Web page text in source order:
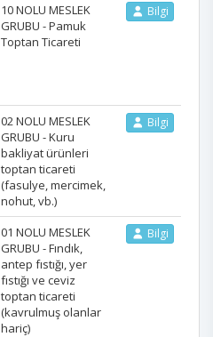
10 NOLU MESLEK
GRUBU - Pamuk
Toptan Ticareti
Bilgi
02 NOLU MESLEK
GRUBU - Kuru
bakliyat ürünleri
toptan ticareti
(fasulye, mercimek,
nohut, vb.)
Bilgi
01 NOLU MESLEK
GRUBU - Fındık,
antep fıstığı, yer
fıstığı ve ceviz
toptan ticareti
(kavrulmuş olanlar
hariç)
Bilgi